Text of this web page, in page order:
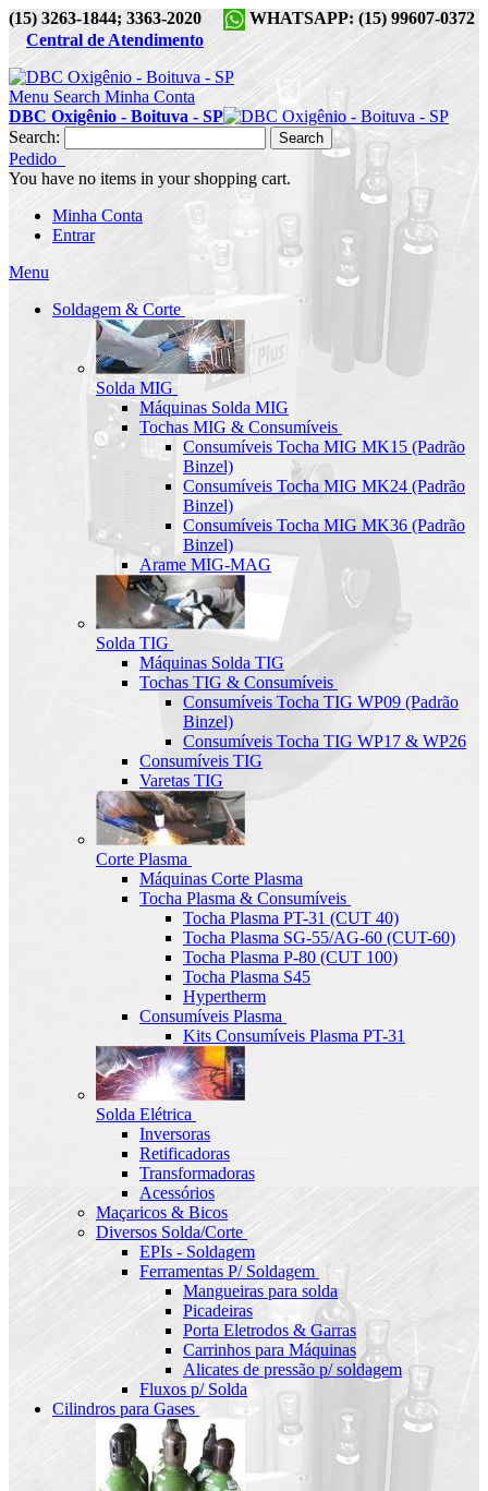
(15) 3263-1844; 3363-2020
WHATSAPP: (15) 99607-0372
Central de Atendimento
Menu Search Minha Conta
DBC Oxigênio - Boituva - SP
Search:
Search
Pedido
You have no items in your shopping cart.
Minha Conta
Entrar
Menu
Soldagem & Corte
Solda MIG
Máquinas Solda MIG
Tochas MIG & Consumíveis
Consumíveis Tocha MIG MK15 (Padrão
Binzel)
Consumíveis Tocha MIG MK24 (Padrão
Binzel)
Consumíveis Tocha MIG MK36 (Padrão
Binzel)
Arame MIG-MAG
Solda TIG
Máquinas Solda TIG
Tochas TIG & Consumíveis
Consumíveis Tocha TIG WP09 (Padrão
Binzel)
Consumíveis Tocha TIG WP17 & WP26
Consumíveis TIG
Varetas TIG
Corte Plasma
Máquinas Corte Plasma
Tocha Plasma & Consumíveis
Tocha Plasma PT-31 (CUT 40)
Tocha Plasma SG-55/AG-60 (CUT-60)
Tocha Plasma P-80 (CUT 100)
Tocha Plasma S45
Hypertherm
Consumíveis Plasma
Kits Consumíveis Plasma PT-31
Solda Elétrica
Inversoras
Retificadoras
Transformadoras
Acessórios
Maçaricos & Bicos
Diversos Solda/Corte
EPIs - Soldagem
Ferramentas P/ Soldagem
Mangueiras para solda
Picadeiras
Porta Eletrodos & Garras
Carrinhos para Máquinas
Alicates de pressão p/ soldagem
Fluxos p/ Solda
Cilindros para Gases